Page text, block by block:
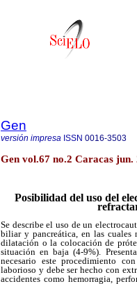
Gen
versión impresa ISSN 0016-3503
Gen vol.67 no.2 Caracas jun.
Posibilidad del uso del
Se describe el uso de un
biliar y pancreática, en las
dilatación o la colocación de
situación en baja (4-9%).
necesario este procedimiento
laborioso y debe ser hecho con
accidentes como hemorragia,